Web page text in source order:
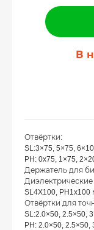
В
Отвёртки:
SL:3×75, 5×75,
PH: 0x75, 1×75,
Держатель для
Диэлектрические
SL4X100, PH1x100
Отвёртки для
SL:2.0×50, 2.5×50,
PH: 2.0×50, 2.5×50,